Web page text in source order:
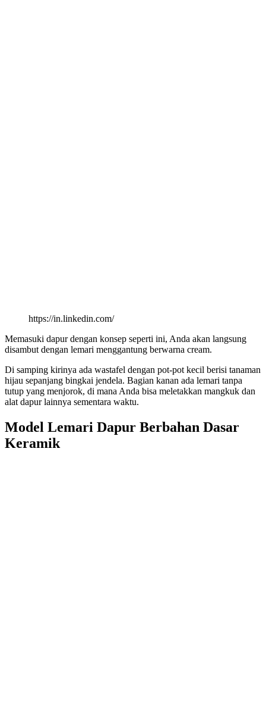
https://in.linkedin.com/
Memasuki dapur dengan konsep seperti ini, Anda akan langsung
disambut dengan lemari menggantung berwarna cream.
Di samping kirinya ada wastafel dengan pot-pot kecil berisi tanaman
hijau sepanjang bingkai jendela. Bagian kanan ada lemari tanpa
tutup yang menjorok, di mana Anda bisa meletakkan mangkuk dan
alat dapur lainnya sementara waktu.
Model Lemari Dapur Berbahan Dasar
Keramik